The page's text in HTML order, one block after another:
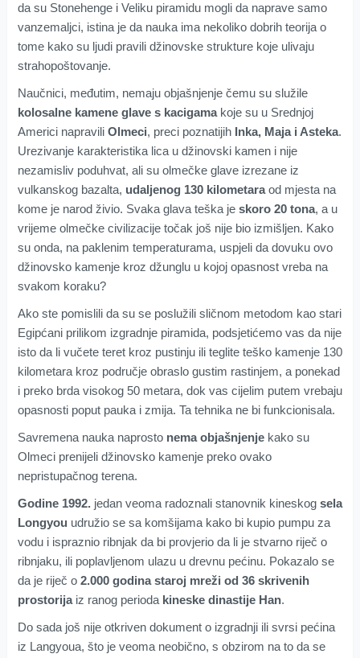
da su Stonehenge i Veliku piramidu mogli da naprave samo
vanzemaljci, istina je da nauka ima nekoliko dobrih teorija o
tome kako su ljudi pravili džinovske strukture koje ulivaju
strahopoštovanje.
Naučnici, međutim, nemaju objašnjenje čemu su služile
kolosalne kamene glave s kacigamakoje su u Srednjoj
Americi napravili Olmeci, preci poznatijih Inka, Maja i Asteka.
Urezivanje karakteristika lica u džinovski kamen i nije
nezamisliv poduhvat, ali su olmečke glave izrezane iz
vulkanskog bazalta, udaljenog 130 kilometaraod mjesta na
kome je narod živio. Svaka glava teška je skoro 20 tona, a u
vrijeme olmečke civilizacije točak još nije bio izmišljen. Kako
su onda, na paklenim temperaturama, uspjeli da dovuku ovo
džinovsko kamenje kroz džunglu u kojoj opasnost vreba na
svakom koraku?
Ako ste pomislili da su se poslužili sličnom metodom kao stari
Egipćani prilikom izgradnje piramida, podsjetićemo vas da nije
isto da li vučete teret kroz pustinju ili teglite teško kamenje 130
kilometara kroz područje obraslo gustim rastinjem, a ponekad
i preko brda visokog 50 metara, dok vas cijelim putem vrebaju
opasnosti poput pauka i zmija. Ta tehnika ne bi funkcionisala.
Savremena nauka naprosto nema objašnjenjekako su
Olmeci prenijeli džinovsko kamenje preko ovako
nepristupačnog terena.
Godine 1992.jedan veoma radoznali stanovnik kineskog sela
Longyouudružio se sa komšijama kako bi kupio pumpu za
vodu i ispraznio ribnjak da bi provjerio da li je stvarno riječ o
ribnjaku, ili poplavljenom ulazu u drevnu pećinu. Pokazalo se
da je riječ o 2.000 godina staroj mreži od 36 skrivenih
prostorijaiz ranog perioda kineske dinastije Han.
Do sada još nije otkriven dokument o izgradnji ili svrsi pećina
iz Langyoua, što je veoma neobično, s obzirom na to da se